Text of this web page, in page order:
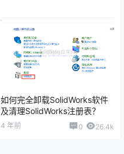
如何完全卸载SolidWorks软件
及清理SolidWorks注册表？
4 年前 0 26.4k